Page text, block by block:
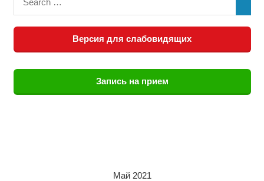
Версия для слабовидящих
Запись на прием
Май 2021